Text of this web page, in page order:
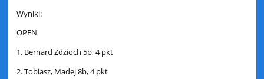
Wyniki:
OPEN
1. Bernard Zdzioch 5b, 4 pkt
2. Tobiasz, Madej 8b, 4 pkt